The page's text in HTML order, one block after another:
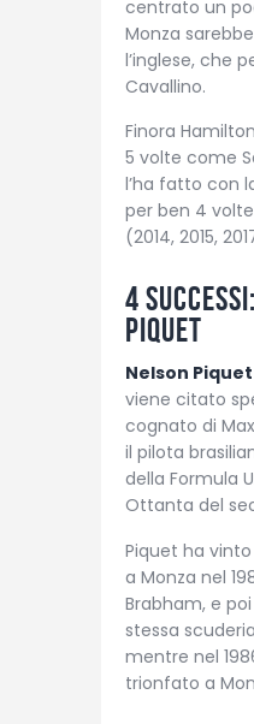
centrato un
Monza
l’inglese, che
Cavallino.
Finora
5 volte come
l’ha fatto con
per ben 4
(2014, 2015,
4
Piquet
Nelson Piquet
viene citato
cognato di
il pilota
della Formula
Ottanta del
Piquet ha
a Monza nel
Brabham, e
stessa
mentre nel
trionfato a